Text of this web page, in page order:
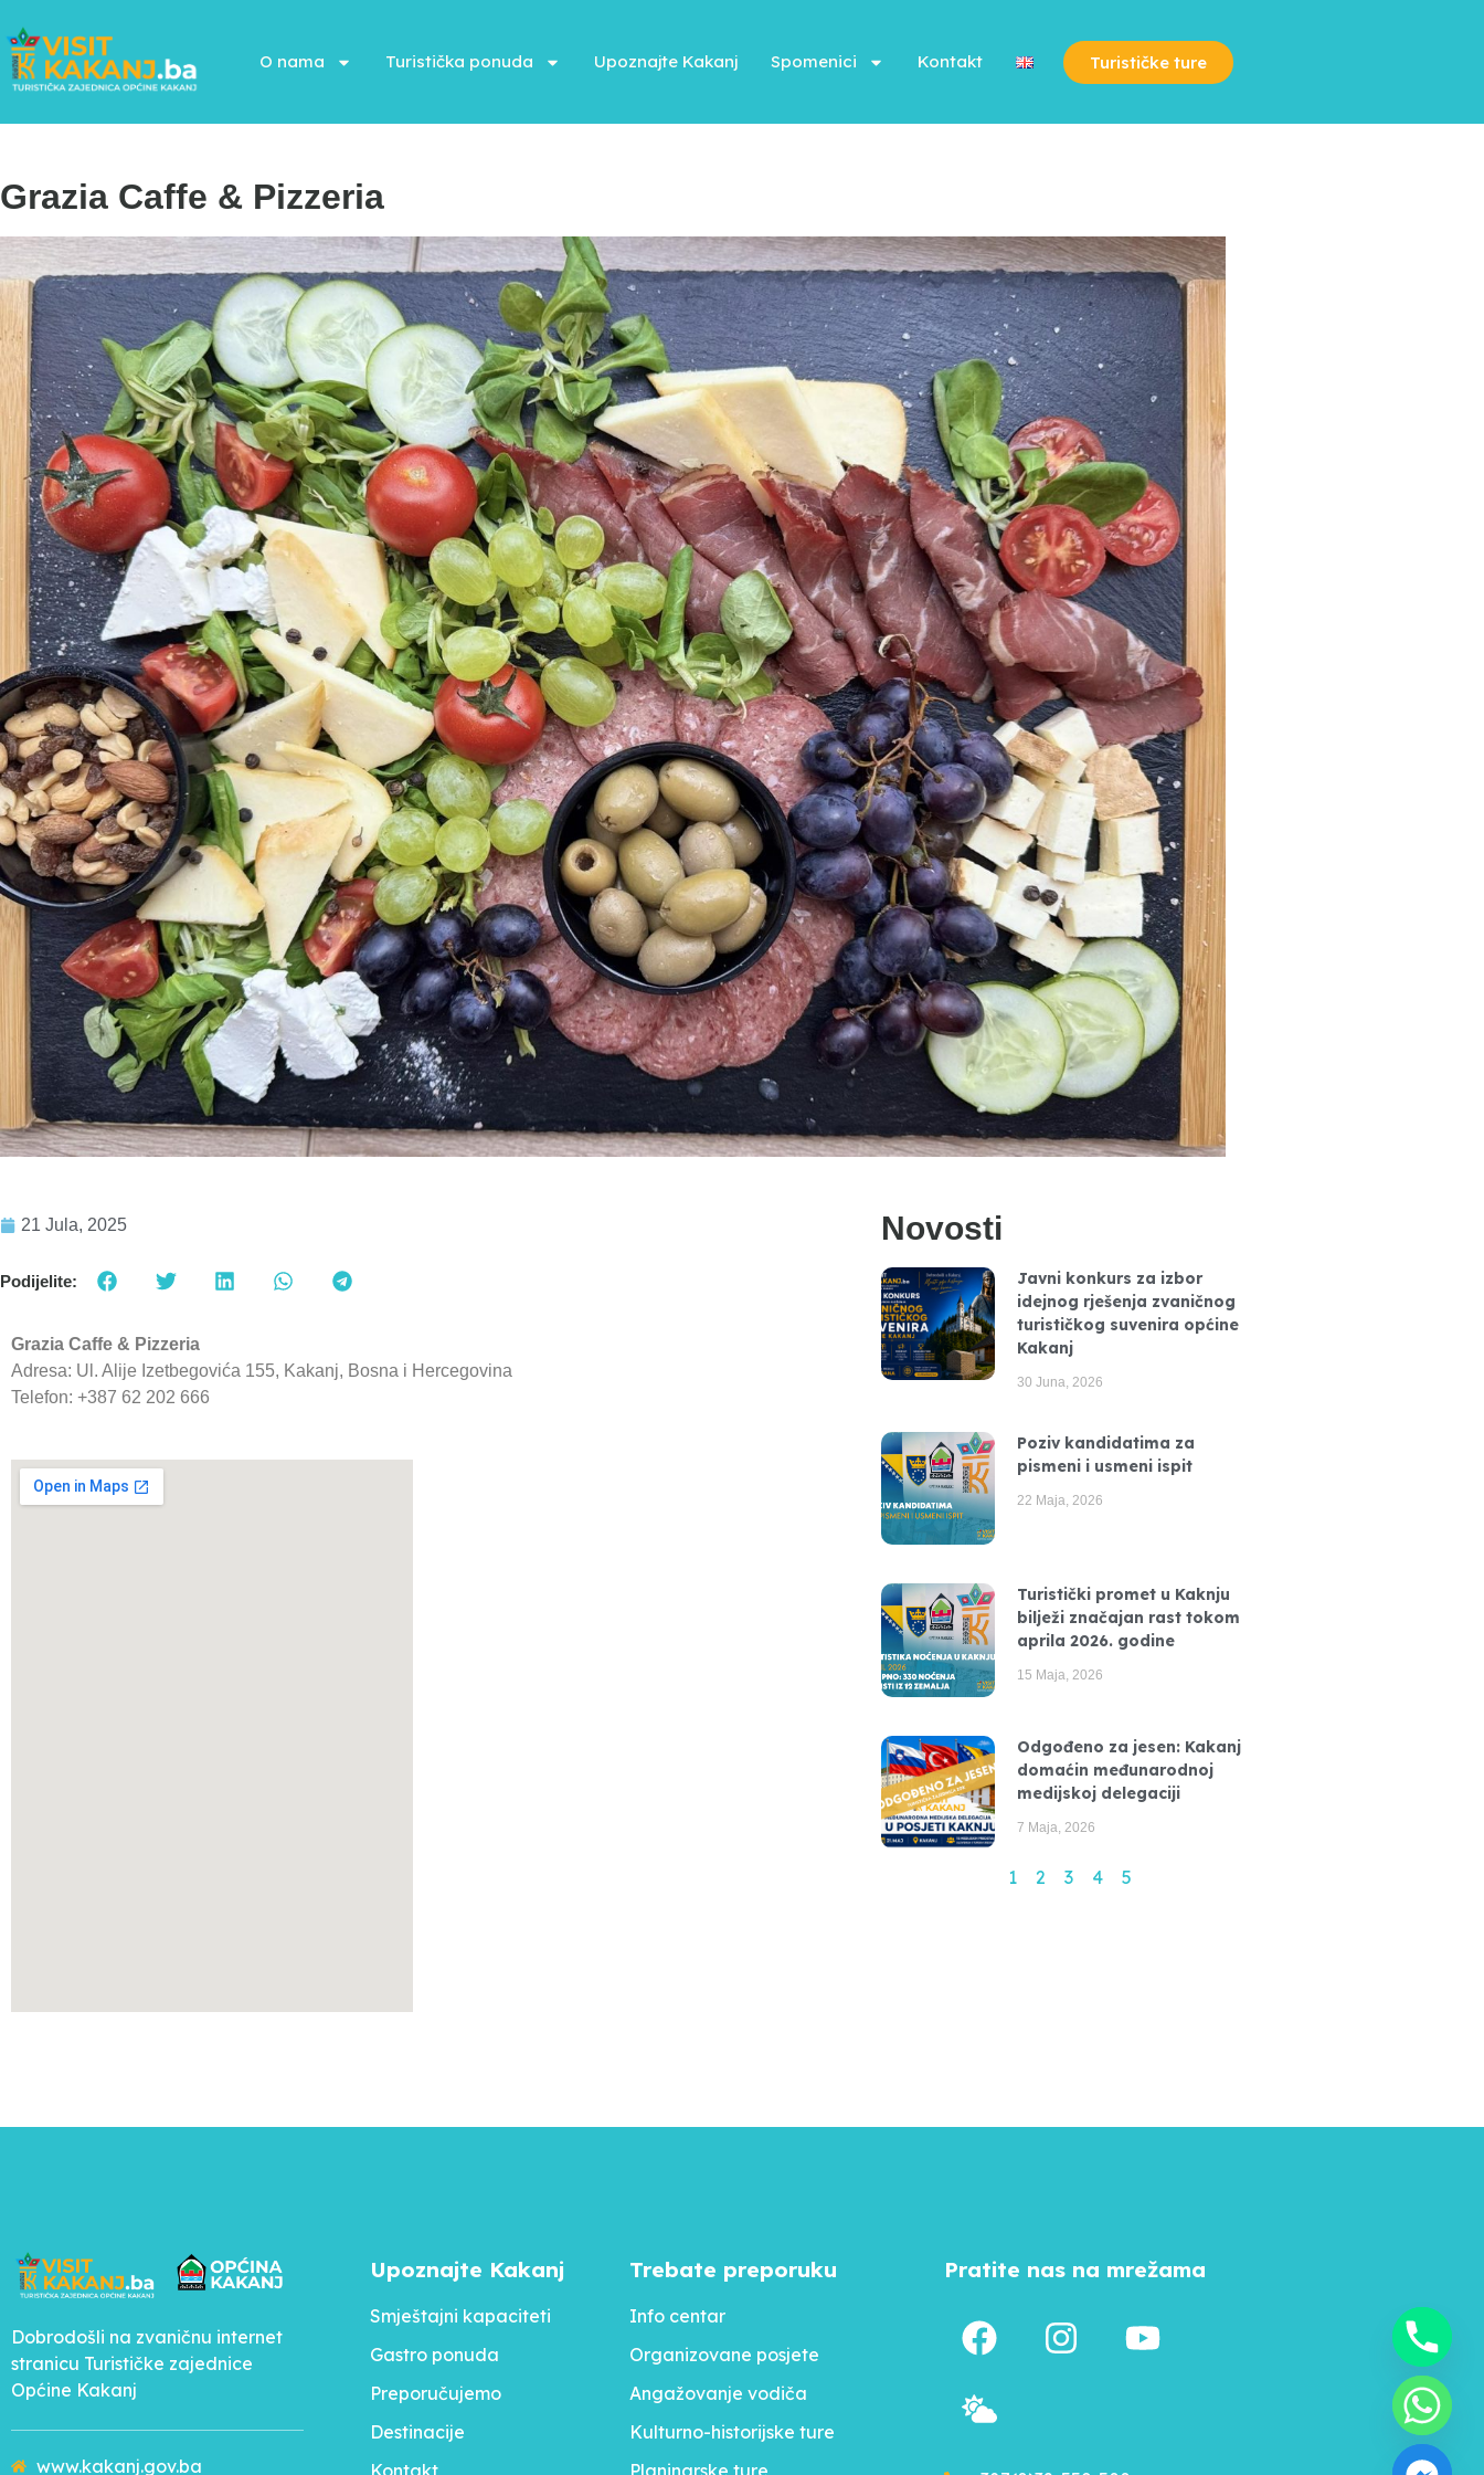
O nama Turistička ponuda Upoznajte Kakanj Spomenici Kontakt Turističke ture
Grazia Caffe & Pizzeria
21 Jula, 2025
Podijelite:
Grazia Caffe & Pizzeria
Adresa: Ul. Alije Izetbegovića 155, Kakanj, Bosna i Hercegovina
Telefon: +387 62 202 666
Novosti
Javni konkurs za izbor
idejnog rješenja zvaničnog
turističkog suvenira općine
Kakanj
30 Juna, 2026
Poziv kandidatima za
pismeni i usmeni ispit
22 Maja, 2026
Turistički promet u Kaknju
bilježi značajan rast tokom
aprila 2026. godine
15 Maja, 2026
Odgođeno za jesen: Kakanj
domaćin međunarodnoj
medijskoj delegaciji
7 Maja, 2026
1 2 3 4 5
Dobrodošli na zvaničnu internet
stranicu Turističke zajednice
Općine Kakanj
www.kakanj.gov.ba
Upoznajte Kakanj
Smještajni kapaciteti
Gastro ponuda
Preporučujemo
Destinacije
Kontakt
Trebate preporuku
Info centar
Organizovane posjete
Angažovanje vodiča
Kulturno-historijske ture
Planinarske ture
Pratite nas na mrežama